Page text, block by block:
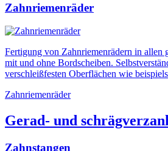
Zahnriemenräder
Fertigung von Zahnriemenrädern in allen
mit und ohne Bordscheiben.
verschleißfesten Oberflächen wie
Zahnriemenräder
Gerad- und
Zahnstangen